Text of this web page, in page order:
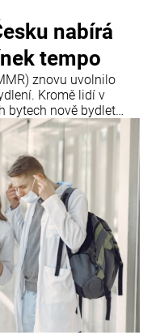
nabírá
tempo
znovu uvolnilo
Kromě lidí v
bytech nově bydlet
% obyvatel s nejvyšším